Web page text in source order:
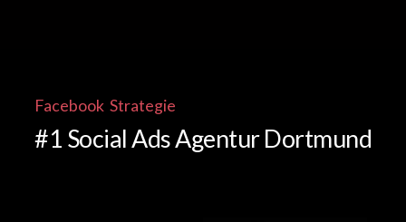
Facebook Strategie
#1 Social Ads Agentur Dortmund